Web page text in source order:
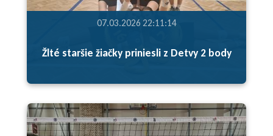
07.03.2026 22:11:14
Žlté staršie žiačky priniesli z Detvy 2 body